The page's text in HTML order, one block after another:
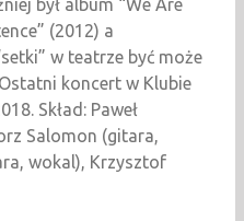
był album “We Are
(2012) a
w teatrze być może
koncert w Klubie
Skład: Paweł
Salomon (gitara,
wokal), Krzysztof